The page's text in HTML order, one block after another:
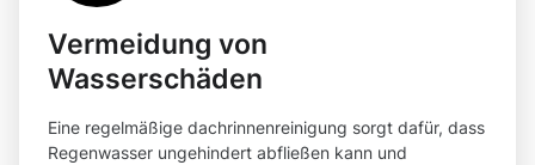
Vermeidung von
Wasserschäden
Eine regelmäßige dachrinnenreinigung sorgt dafür, dass
Regenwasser ungehindert abfließen kann und